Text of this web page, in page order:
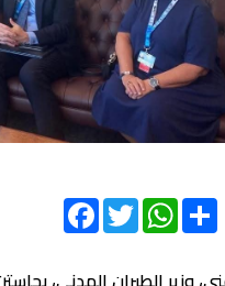
FacebookTwitter
WhatsAppShare